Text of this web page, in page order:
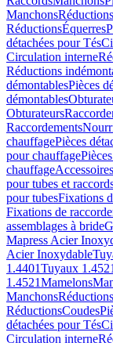
ManchonsRéductions
RéductionsÉquerres
détachées pour Tés
Circulation interne
Réductions
démontablesPièces
démontables
Obturateurs
Raccordements
chauffagePièces
pour chauffage
chauffageAccessoires
pour tubes et
pour tubesFixations
Fixations de
assemblages à bride
Mapress Acier
Acier Inoxydable
1.4401Tuyaux 1.4521
1.4521Mamelons
ManchonsRéductions
RéductionsCoudes
détachées pour Tés
Circulation interne